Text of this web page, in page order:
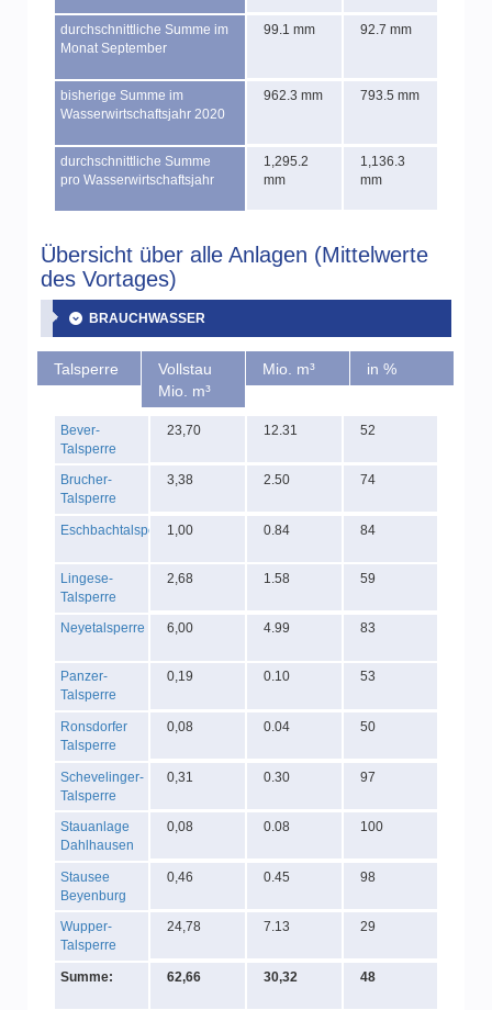
durchschnittliche Summe im
Monat September
99.1 mm 92.7 mm
bisherige Summe im
Wasserwirtschaftsjahr 2020
962.3 mm 793.5 mm
durchschnittliche Summe
pro Wasserwirtschaftsjahr
1,295.2
mm
1,136.3
mm
Übersicht über alle Anlagen (Mittelwerte
des Vortages)
BRAUCHWASSER
Talsperre
Vollstau
Mio. m³
Mio. m³ in %
Bever-
Talsperre
23,70 12.31 52
Brucher-
Talsperre
3,38 2.50 74
Eschbachtalsperre1,00 0.84 84
Lingese-
Talsperre
2,68 1.58 59
Neyetalsperre 6,00 4.99 83
Panzer-
Talsperre
0,19 0.10 53
Ronsdorfer
Talsperre
0,08 0.04 50
Schevelinger-
Talsperre
0,31 0.30 97
Stauanlage
Dahlhausen
0,08 0.08 100
Stausee
Beyenburg
0,46 0.45 98
Wupper-
Talsperre
24,78 7.13 29
Summe: 62,66 30,32 48